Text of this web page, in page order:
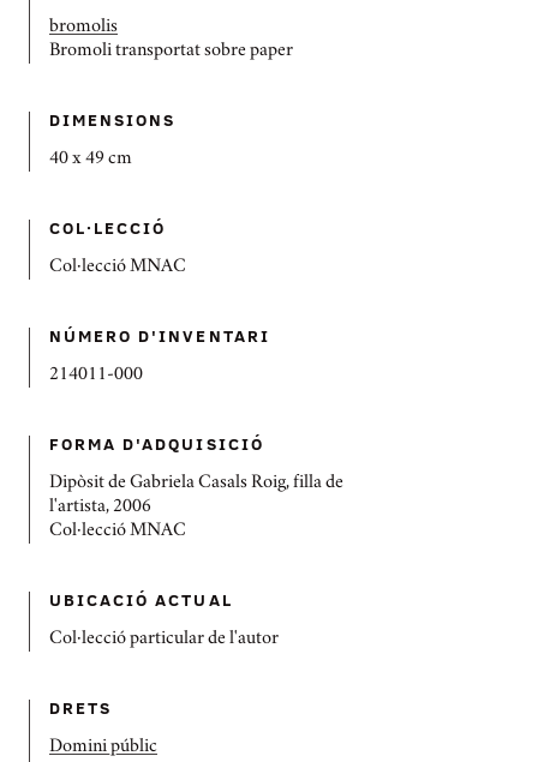
bromolis
Bromoli transportat sobre paper
DIMENSIONS
40 x 49 cm
COL·LECCIÓ
Col·lecció MNAC
NÚMERO D'INVENTARI
214011-000
FORMA D'ADQUISICIÓ
Dipòsit de Gabriela Casals Roig, filla de
l'artista, 2006
Col·lecció MNAC
UBICACIÓ ACTUAL
Col·lecció particular de l'autor
DRETS
Domini públic